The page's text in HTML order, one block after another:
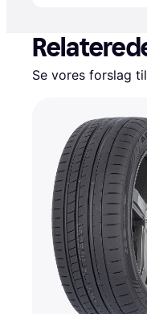
Se vores forslag